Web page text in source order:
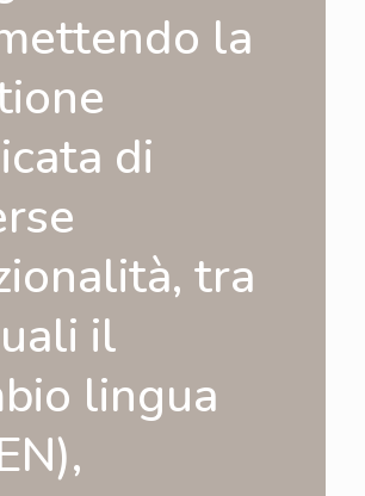
la
di
tra
il
lingua